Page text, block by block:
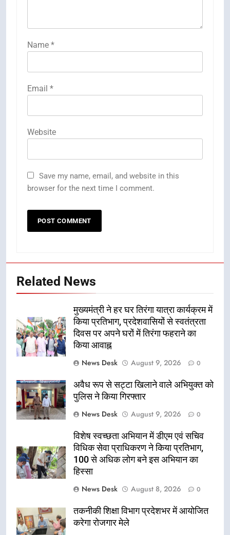
Name *
Email *
Website
Save my name, email, and website in this
browser for the next time I comment.
Related News
मुख्यमंत्री ने हर घर तिरंगा यात्रा कार्यक्रम में
किया प्रतिभाग, प्रदेशवासियों से स्वतंत्रता
दिवस पर अपने घरों में तिरंगा फहराने का
किया आवाह्न
News Desk
August 9, 2026 0
अवैध रूप से सट्टा खिलाने वाले अभियुक्त को
पुलिस ने किया गिरफ्तार
News Desk
August 9, 2026 0
विशेष स्वच्छता अभियान में डीएम एवं सचिव
विधिक सेवा प्राधिकरण ने किया प्रतिभाग,
100 से अधिक लोग बने इस अभियान का
हिस्सा
News Desk
August 8, 2026 0
तकनीकी शिक्षा विभाग प्रदेशभर में आयोजित
करेगा रोजगार मेले